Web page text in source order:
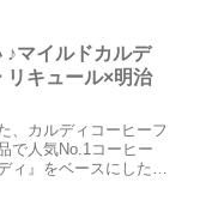
◆産地(地方・地域な
スティ...
♪マイルドカルデ
リキュール×明治
、カルディコーヒーフ
で人気No.1コーヒー
ィ』をベースにしたコ